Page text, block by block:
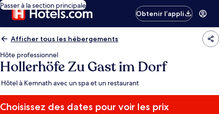
Passer à la section principale
Obtenir l’appli
Afficher tous les hébergements
Hôte professionnel
Hollerhöfe Zu Gast im Dorf
Hôtel à Kemnath avec un spa et un restaurant
Choisissez des dates pour voir les prix